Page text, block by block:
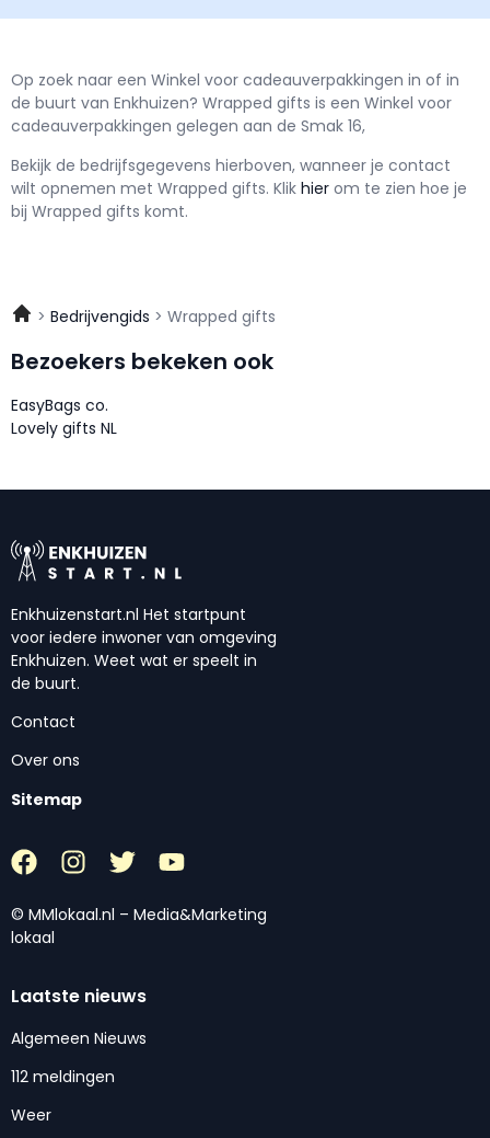
Op zoek naar een Winkel voor cadeauverpakkingen in of in
de buurt van Enkhuizen? Wrapped gifts is een Winkel voor
cadeauverpakkingen gelegen aan de Smak 16,
Bekijk de bedrijfsgegevens hierboven, wanneer je contact
wilt opnemen met Wrapped gifts. Klik hier om te zien hoe je
bij Wrapped gifts komt.
Bedrijvengids Wrapped gifts
Bezoekers bekeken ook
EasyBags co.
Lovely gifts NL
Enkhuizenstart.nl Het startpunt
voor iedere inwoner van omgeving
Enkhuizen. Weet wat er speelt in
de buurt.
Contact
Over ons
Sitemap
© MMlokaal.nl – Media&Marketing
lokaal
Laatste nieuws
Algemeen Nieuws
112 meldingen
Weer